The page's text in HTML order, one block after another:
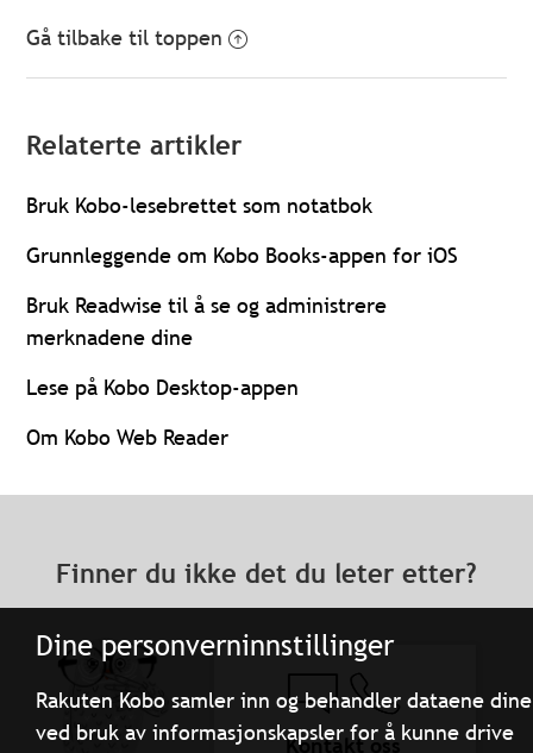
Dine personverninnstillinger
Rakuten Kobo samler inn og behandler dataene dine
ved bruk av informasjonskapsler for å kunne drive
Gå tilbake til toppen
Relaterte artikler
Bruk Kobo-lesebrettet som notatbok
Grunnleggende om Kobo Books-appen for iOS
Bruk Readwise til å se og administrere
merknadene dine
Lese på Kobo Desktop-appen
Om Kobo Web Reader
Finner du ikke det du leter etter?
Kontakt oss